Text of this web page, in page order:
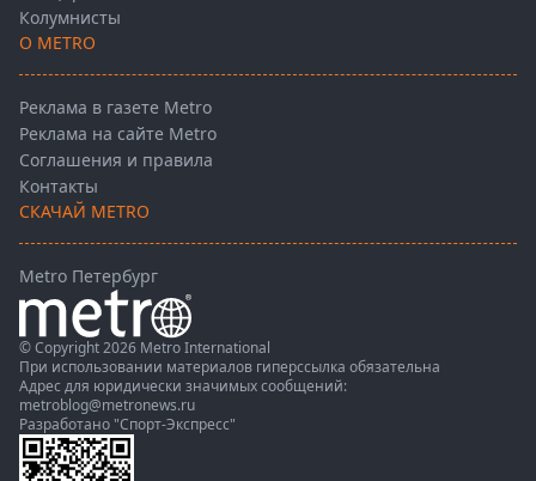
Колумнисты
О METRO
Реклама в газете Metro
Реклама на сайте Metro
Соглашения и правила
Контакты
СКАЧАЙ METRO
Metro Петербург
© Copyright 2026 Metro International
При использовании материалов гиперссылка обязательна
Адрес для юридически значимых сообщений:
metroblog@metronews.ru
Разработано "Спорт-Экспресс"